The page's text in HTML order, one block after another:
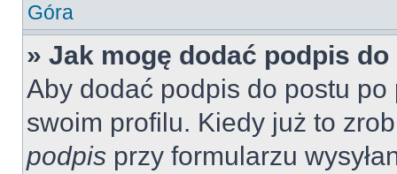
Góra
» Jak mogę dodać podpis
Aby dodać podpis do postu
swoim profilu. Kiedy już to
podpis przy formularzu